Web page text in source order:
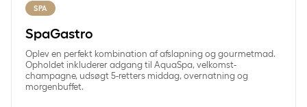
SPA
SpaGastro
Oplev en perfekt kombination af afslapning og gourmetmad.
Opholdet inkluderer adgang til AquaSpa, velkomst-
champagne, udsøgt 5-retters middag, overnatning og
morgenbuffet.